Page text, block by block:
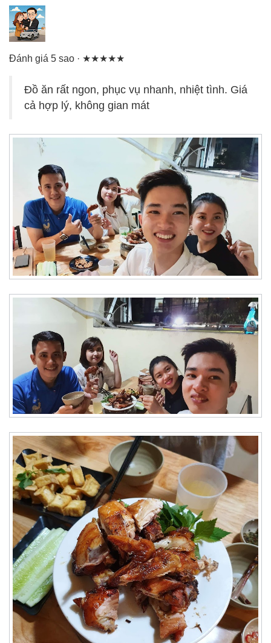
Đánh giá 5 sao · ★★★★★
Đồ ăn rất ngon, phục vụ nhanh, nhiệt tình. Giá
cả hợp lý, không gian mát